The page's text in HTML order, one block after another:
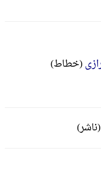
(خطاط)